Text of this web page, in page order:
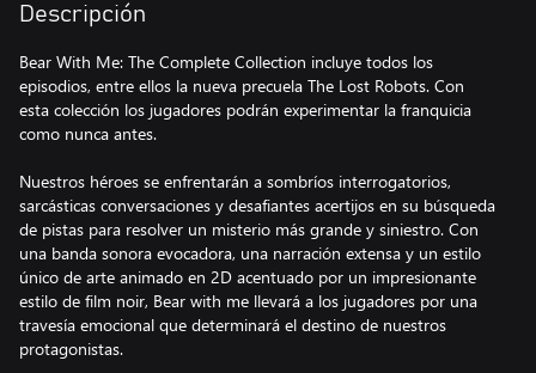
Descripción
Bear With Me: The Complete Collection incluye todos los
episodios, entre ellos la nueva precuela The Lost Robots. Con
esta colección los jugadores podrán experimentar la franquicia
como nunca antes.
Nuestros héroes se enfrentarán a sombríos interrogatorios,
sarcásticas conversaciones y desafiantes acertijos en su búsqueda
de pistas para resolver un misterio más grande y siniestro. Con
una banda sonora evocadora, una narración extensa y un estilo
único de arte animado en 2D acentuado por un impresionante
estilo de film noir, Bear with me llevará a los jugadores por una
travesía emocional que determinará el destino de nuestros